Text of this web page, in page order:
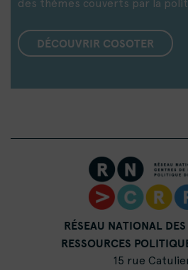
des thèmes couverts par la
DÉCOUVRIR COSOTER
RÉSEAU NATIONAL
RESSOURCES
15 rue